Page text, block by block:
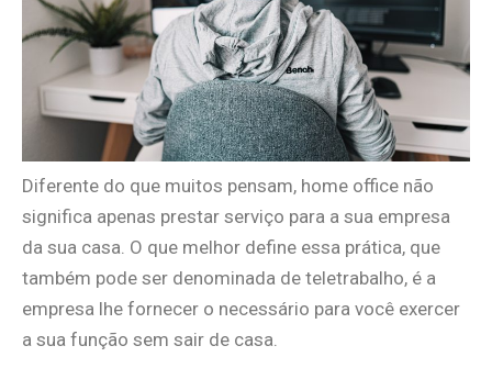
Diferente do que muitos pensam, home office não
significa apenas prestar serviço para a sua empresa
da sua casa. O que melhor define essa prática, que
também pode ser denominada de teletrabalho, é a
empresa lhe fornecer o necessário para você exercer
a sua função sem sair de casa.